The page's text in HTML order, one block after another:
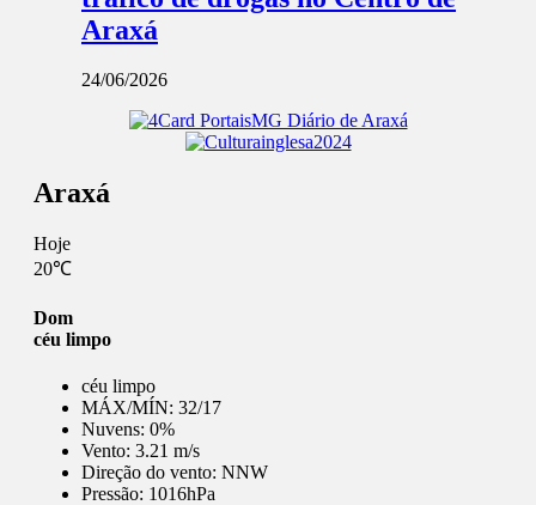
Araxá
24/06/2026
Araxá
Hoje
20℃
Dom
céu limpo
céu limpo
MÁX/MÍN: 32/17
Nuvens: 0%
Vento: 3.21 m/s
Direção do vento: NNW
Pressão: 1016hPa